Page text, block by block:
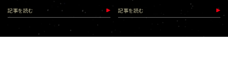
記事を読む 記事を読む